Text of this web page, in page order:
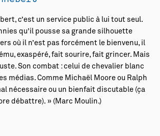
c’est un service public à lui tout seul.
qu’il pousse sa grande silhouette
où il n’est pas forcément le bienvenu, il
exaspéré, fait sourire, fait grincer. Mais
Son combat : celui de chevalier blanc
médias. Comme Michaël Moore ou Ralph
nécessaire ou un bienfait discutable (ça
débattre). » (Marc Moulin.)